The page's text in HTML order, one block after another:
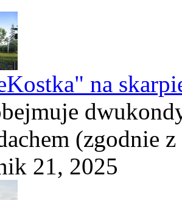
na
(zgodnie
21, 2025